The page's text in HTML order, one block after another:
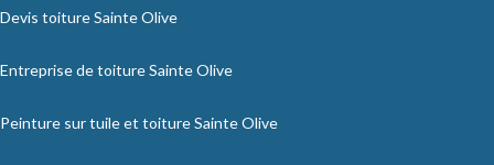
Devis toiture Sainte Olive
Entreprise de toiture Sainte Olive
Peinture sur tuile et toiture Sainte Olive